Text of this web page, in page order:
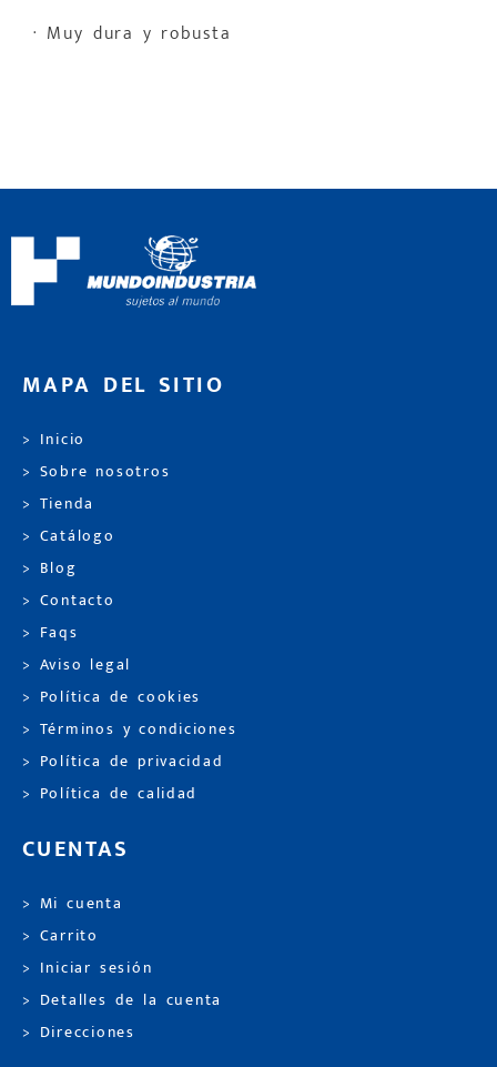
· Muy dura y robusta
MAPA DEL SITIO
> Inicio
> Sobre nosotros
> Tienda
> Catálogo
> Blog
> Contacto
> Faqs
> Aviso legal
> Política de cookies
> Términos y condiciones
> Política de privacidad
> Política de calidad
CUENTAS
> Mi cuenta
> Carrito
> Iniciar sesión
> Detalles de la cuenta
> Direcciones